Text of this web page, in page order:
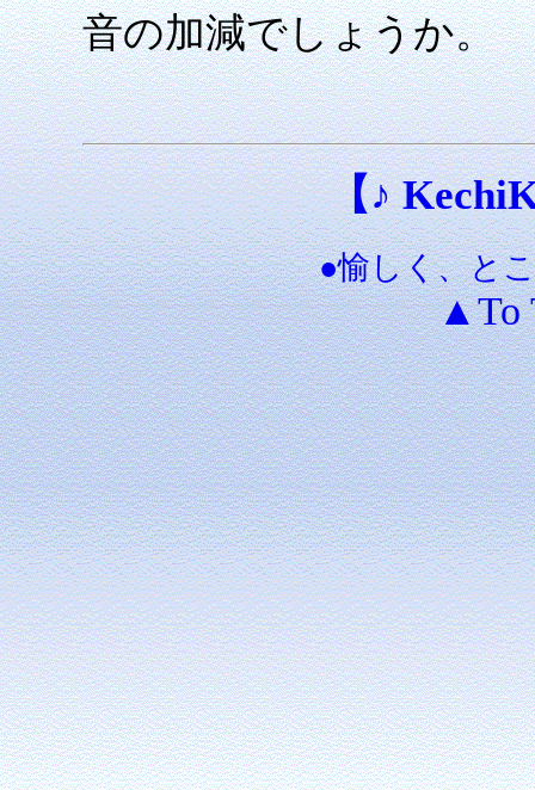
音の加減でしょうか。
【♪
●愉しく、と
▲To